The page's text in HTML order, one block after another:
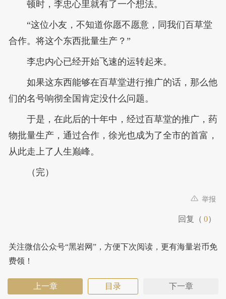
顿时，李忠心里就有了一个想法。
“这位小友，不知道你愿不愿意，同我们百草堂
合作。将这个东西批量生产？”
李忠内心已经开始飞速的运转起来。
如果这东西能够在百草堂进行推广的话，那么他
们的名号响彻全国肯定没什么问题。
于是，在此后的十年中，经过百草堂的推广，药
物批量生产，通过合作，徐光也成为了全市的首富，
从此走上了人生巅峰。
（完）
举报
回复（ 0）
关注微信公众号“黑岩网”，方便下次阅读，更有海量岩币免
费领！
上一章 目录 下一章